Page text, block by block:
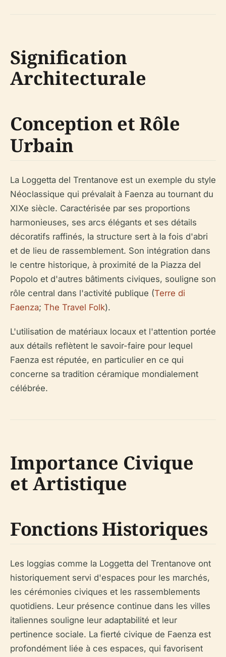
Signification
Architecturale
Conception et Rôle
Urbain
La Loggetta del Trentanove est un exemple du style
Néoclassique qui prévalait à Faenza au tournant du
XIXe siècle. Caractérisée par ses proportions
harmonieuses, ses arcs élégants et ses détails
décoratifs raffinés, la structure sert à la fois d'abri
et de lieu de rassemblement. Son intégration dans
le centre historique, à proximité de la Piazza del
Popolo et d'autres bâtiments civiques, souligne son
rôle central dans l'activité publique (Terre di
Faenza; The Travel Folk).
L'utilisation de matériaux locaux et l'attention portée
aux détails reflètent le savoir-faire pour lequel
Faenza est réputée, en particulier en ce qui
concerne sa tradition céramique mondialement
célébrée.
Importance Civique
et Artistique
Fonctions Historiques
Les loggias comme la Loggetta del Trentanove ont
historiquement servi d'espaces pour les marchés,
les cérémonies civiques et les rassemblements
quotidiens. Leur présence continue dans les villes
italiennes souligne leur adaptabilité et leur
pertinence sociale. La fierté civique de Faenza est
profondément liée à ces espaces, qui favorisent